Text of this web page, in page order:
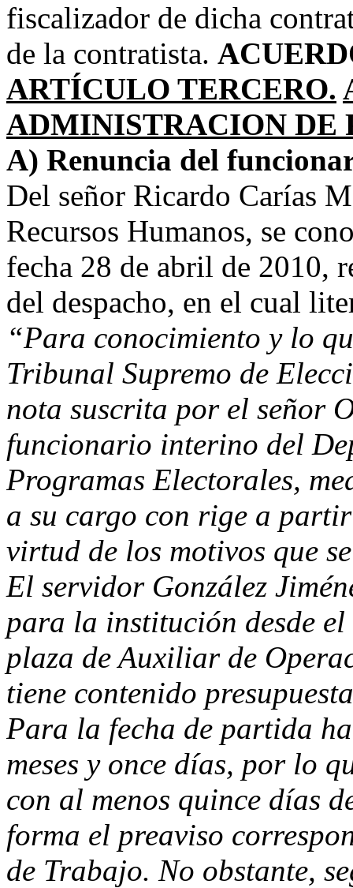
fiscalizador de dicha
de la contratista.
ARTÍCULO TERCERO.
ADMINISTRACION DE
A) Renuncia del
Del señor Ricardo Carías
Recursos Humanos, se
fecha 28 de abril de 2010,
del despacho, en el cual
“Para conocimiento y lo
Tribunal Supremo de
nota suscrita por el señor
funcionario interino del
Programas Electorales,
a su cargo con rige a
virtud de los motivos que
El servidor González
para la institución desde el
plaza de Auxiliar de
tiene contenido
Para la fecha de partida
meses y once días, por lo
con al menos quince días
forma el preaviso
de Trabajo. No obstante,